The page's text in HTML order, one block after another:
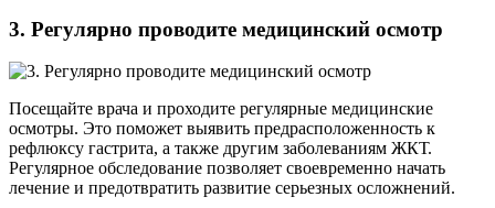
3. Регулярно проводите медицинский осмотр
Посещайте врача и проходите регулярные медицинские
осмотры. Это поможет выявить предрасположенность к
рефлюксу гастрита, а также другим заболеваниям ЖКТ.
Регулярное обследование позволяет своевременно начать
лечение и предотвратить развитие серьезных осложнений.